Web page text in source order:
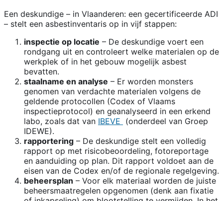
Een deskundige – in Vlaanderen: een gecertificeerde ADI
– stelt een asbestinventaris op in vijf stappen:
inspectie op locatie – De deskundige voert een
rondgang uit en controleert welke materialen op de
werkplek of in het gebouw mogelijk asbest
bevatten.
staalname en analyse – Er worden monsters
genomen van verdachte materialen volgens de
geldende protocollen (Codex of Vlaams
inspectieprotocol) en geanalyseerd in een erkend
labo, zoals dat van IBEVE (onderdeel van Groep
IDEWE).
rapportering – De deskundige stelt een volledig
rapport op met risicobeoordeling, fotoreportage
en aanduiding op plan. Dit rapport voldoet aan de
eisen van de Codex en/of de regionale regelgeving.
beheersplan – Voor elk materiaal worden de juiste
beheersmaatregelen opgenomen (denk aan fixatie